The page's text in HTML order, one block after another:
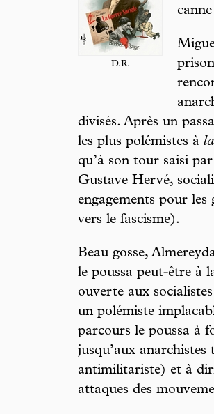
D.R.
divisés. Après un
les plus polémistes à
qu’à son tour saisi
Gustave Hervé,
engagements pour
vers le fascisme).
Beau gosse,
le poussa peut-être à
ouverte aux
un polémiste
parcours le poussa à
jusqu’aux
antimilitariste) et à
attaques des